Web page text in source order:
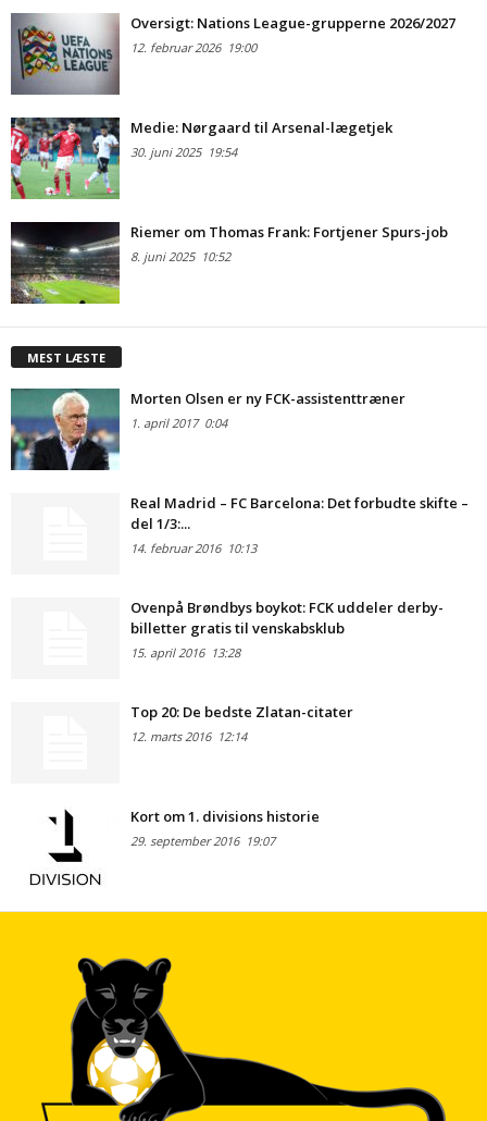
Oversigt: Nations League-grupperne 2026/2027
12. februar 202619:00
Medie: Nørgaard til Arsenal-lægetjek
30. juni 202519:54
Riemer om Thomas Frank: Fortjener Spurs-job
8. juni 202510:52
MEST LÆSTE
Morten Olsen er ny FCK-assistenttræner
1. april 20170:04
Real Madrid – FC Barcelona: Det forbudte skifte –
del 1/3:...
14. februar 201610:13
Ovenpå Brøndbys boykot: FCK uddeler derby-
billetter gratis til venskabsklub
15. april 201613:28
Top 20: De bedste Zlatan-citater
12. marts 201612:14
Kort om 1. divisions historie
29. september 201619:07